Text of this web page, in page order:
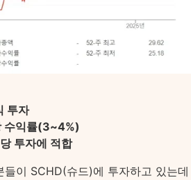
투자
수익률(3~4%)
투자에 적합
이 SCHD(슈드)에 투자하고 있는데